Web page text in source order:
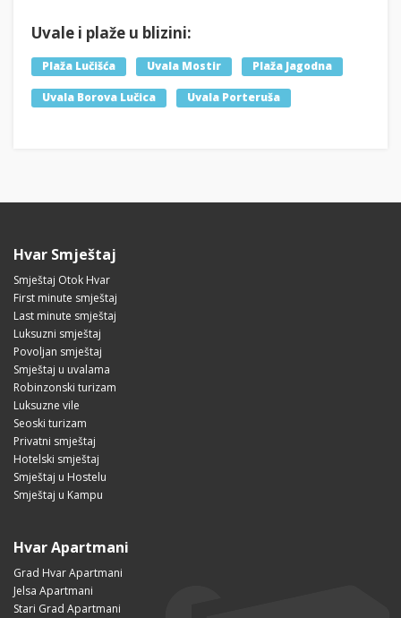
Uvale i plaže u blizini:
Plaža Lučišća Uvala Mostir Plaža Jagodna
Uvala Borova Lučica Uvala Porteruša
Hvar Smještaj
Smještaj Otok Hvar
First minute smještaj
Last minute smještaj
Luksuzni smještaj
Povoljan smještaj
Smještaj u uvalama
Robinzonski turizam
Luksuzne vile
Seoski turizam
Privatni smještaj
Hotelski smještaj
Smještaj u Hostelu
Smještaj u Kampu
Hvar Apartmani
Grad Hvar Apartmani
Jelsa Apartmani
Stari Grad Apartmani